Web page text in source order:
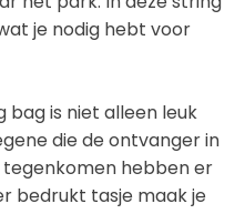
je nodig hebt voor
bag is niet alleen leuk
die de ontvanger in
hebben er
bedrukt tasje maak je